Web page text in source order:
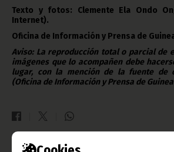
Texto y fotos: Clemente Ela Ondo
Internet).
Oficina de Información y Prensa de
Aviso: La reproducción total o parcial de
imágenes que lo acompañen debe
lugar, con la mención de la fuente de
(Oficina de Información y Prensa de